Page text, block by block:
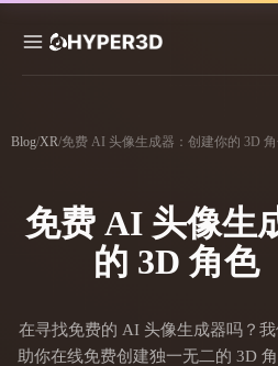
Rodin ChatAvatar
功能
图片转 3D
上传一张图片，即刻获得 3D
物体。
用 AI 从文字或图片创作视
频。
定价
社区
Blog/XR/免费 AI 头像生成器：创建你的 3D 角
免费 AI 头像生
的 3D 角色
在寻找免费的 AI 头像生成器吗？
助你在线免费创建独一无二的 3D